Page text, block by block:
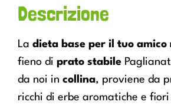
Descrizione
La dieta base per il tuo amico
fieno di prato stabile
da noi in collina, proviene da
ricchi di erbe aromatiche e